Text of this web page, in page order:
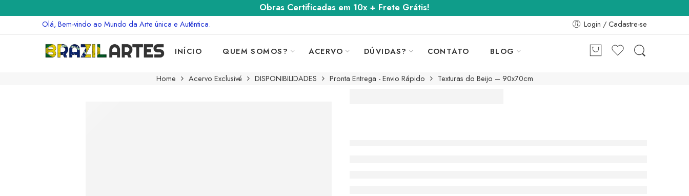
Obras Certificadas em 10x + Frete Grátis!
Olá, Bem-vindo ao Mundo da Arte única e Autêntica. Login / Cadastre-se
INÍCIO QUEM SOMOS? ACERVO DÚVIDAS? CONTATO BLOG
Home Acervo Exclusivé DISPONIBILIDADES Pronta Entrega - Envio Rápido Texturas do Beijo – 90x70cm